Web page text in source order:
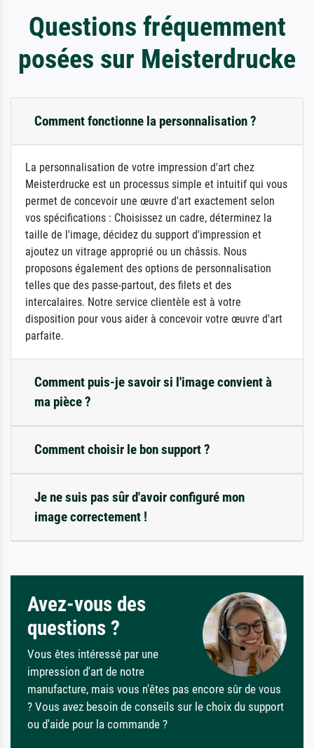
Questions fréquemment
posées sur Meisterdrucke
Comment fonctionne la personnalisation ?
La personnalisation de votre impression d'art chez
Meisterdrucke est un processus simple et intuitif qui vous
permet de concevoir une œuvre d'art exactement selon
vos spécifications : Choisissez un cadre, déterminez la
taille de l'image, décidez du support d'impression et
ajoutez un vitrage approprié ou un châssis. Nous
proposons également des options de personnalisation
telles que des passe-partout, des filets et des
intercalaires. Notre service clientèle est à votre
disposition pour vous aider à concevoir votre œuvre d'art
parfaite.
Comment puis-je savoir si l'image convient à
ma pièce ?
Comment choisir le bon support ?
Je ne suis pas sûr d'avoir configuré mon
image correctement !
Avez-vous des
questions ?
Vous êtes intéressé par une
impression d'art de notre
manufacture, mais vous n'êtes pas encore sûr de vous
? Vous avez besoin de conseils sur le choix du support
ou d'aide pour la commande ?